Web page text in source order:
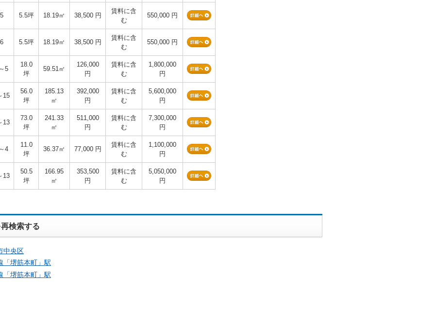
5 5.5坪 18.19㎡ 38,500 円
賃料に含
む
550,000 円
6 5.5坪 18.19㎡ 38,500 円
賃料に含
む
550,000 円
5
18.0
坪
59.51㎡
126,000
円
賃料に含
む
1,800,000
円
15
56.0
坪
185.13
㎡
392,000
円
賃料に含
む
5,600,000
円
13
73.0
坪
241.33
㎡
511,000
円
賃料に含
む
7,300,000
円
4
11.0
坪
36.37㎡ 77,000 円
賃料に含
む
1,100,000
円
13
50.5
坪
166.95
㎡
353,500
円
賃料に含
む
5,050,000
円
検索する
中央区
「堺筋本町 」駅
「堺筋本町 」駅